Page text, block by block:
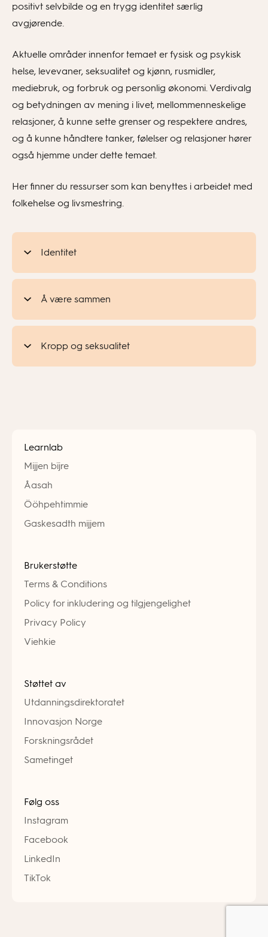
positivt selvbilde og en trygg identitet særlig
avgjørende.
Aktuelle områder innenfor temaet er fysisk og psykisk
helse, levevaner, seksualitet og kjønn, rusmidler,
mediebruk, og forbruk og personlig økonomi. Verdivalg
og betydningen av mening i livet, mellommenneskelige
relasjoner, å kunne sette grenser og respektere andres,
og å kunne håndtere tanker, følelser og relasjoner hører
også hjemme under dette temaet.
Her finner du ressurser som kan benyttes i arbeidet med
folkehelse og livsmestring.
Identitet
Å være sammen
Kropp og seksualitet
Learnlab
Mijjen bïjre
Åasah
Ööhpehtimmie
Gaskesadth mijjem
Brukerstøtte
Terms & Conditions
Policy for inkludering og tilgjengelighet
Privacy Policy
Viehkie
Støttet av
Utdanningsdirektoratet
Innovasjon Norge
Forskningsrådet
Sametinget
Følg oss
Instagram
Facebook
LinkedIn
TikTok